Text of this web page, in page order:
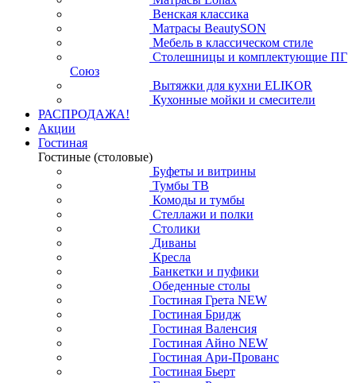
Венская классика
Матрасы BeautySON
Мебель в классическом стиле
Столешницы и комплектующие ПГ
Союз
Вытяжки для кухни ELIKOR
Кухонные мойки и смесители
РАСПРОДАЖА!
Акции
Гостиная
Гостиные (столовые)
Буфеты и витрины
Тумбы ТВ
Комоды и тумбы
Стеллажи и полки
Столики
Диваны
Кресла
Банкетки и пуфики
Обеденные столы
Гостиная Грета NEW
Гостиная Бридж
Гостиная Валенсия
Гостиная Айно NEW
Гостиная Ари-Прованс
Гостиная Бьерт